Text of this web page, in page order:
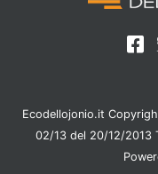
Ecodellojonio.it
02/13 del 20/12/2013